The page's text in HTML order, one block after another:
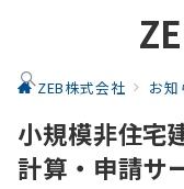
ZEB株式会社 お知
小規模非住宅
計算・申請サ